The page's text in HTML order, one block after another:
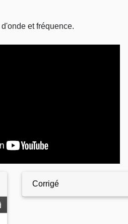
et fréquence.
Corrigé